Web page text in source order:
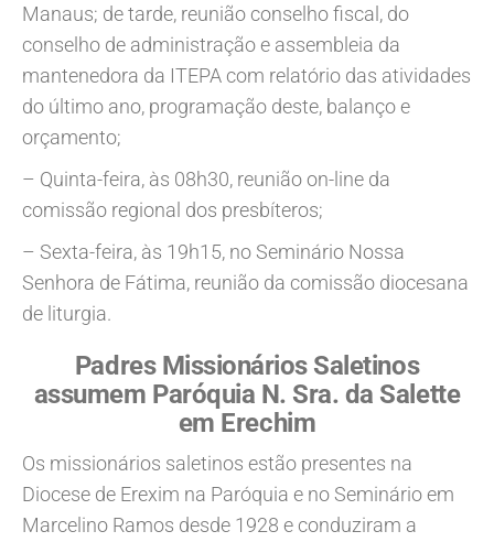
Manaus; de tarde, reunião conselho fiscal, do
conselho de administração e assembleia da
mantenedora da ITEPA com relatório das atividades
do último ano, programação deste, balanço e
orçamento;
– Quinta-feira, às 08h30, reunião on-line da
comissão regional dos presbíteros;
– Sexta-feira, às 19h15, no Seminário Nossa
Senhora de Fátima, reunião da comissão diocesana
de liturgia.
Padres Missionários Saletinos
assumem Paróquia N. Sra. da Salette
em Erechim
Os missionários saletinos estão presentes na
Diocese de Erexim na Paróquia e no Seminário em
Marcelino Ramos desde 1928 e conduziram a